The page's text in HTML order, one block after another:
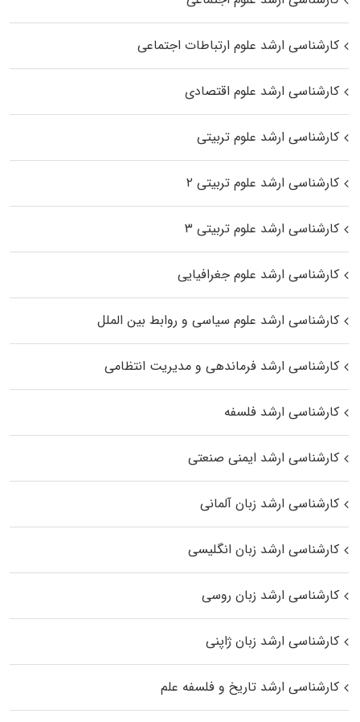
کارشناسی ارشد علوم ارتباطات اجتماعی
کارشناسی ارشد علوم اقتصادی
کارشناسی ارشد علوم تربیتی
کارشناسی ارشد علوم تربیتی ۲
کارشناسی ارشد علوم تربیتی ۳
کارشناسی ارشد علوم جغرافیایی
کارشناسی ارشد علوم سیاسی و روابط بین الملل
کارشناسی ارشد فرماندهی و مدیریت انتظامی
کارشناسی ارشد فلسفه
کارشناسی ارشد ایمنی صنعتی
کارشناسی ارشد زبان آلمانی
کارشناسی ارشد زبان انگلیسی
کارشناسی ارشد زبان روسی
کارشناسی ارشد زبان ژاپنی
کارشناسی ارشد تاریخ و فلسفه علم